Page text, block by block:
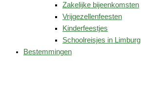
Zakelijke bijeenkomsten
Vrijgezellenfeesten
Kinderfeestjes
Schoolreisjes in Limburg
Bestemmingen